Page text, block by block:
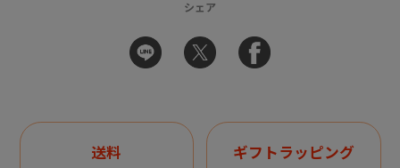
シェア
送料 ギフトラッピング